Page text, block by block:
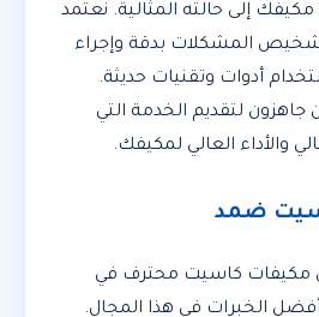
إلى حالته المثالية. نعتمد
المشكلات بدقة وإجراء
أدوات وتقنيات حديثة.
لتقديم الخدمة التي
والأداء العالي لمكيفك.
ضمد
مكيفات كاسيت محترف في
الخبرات في هذا المجال.